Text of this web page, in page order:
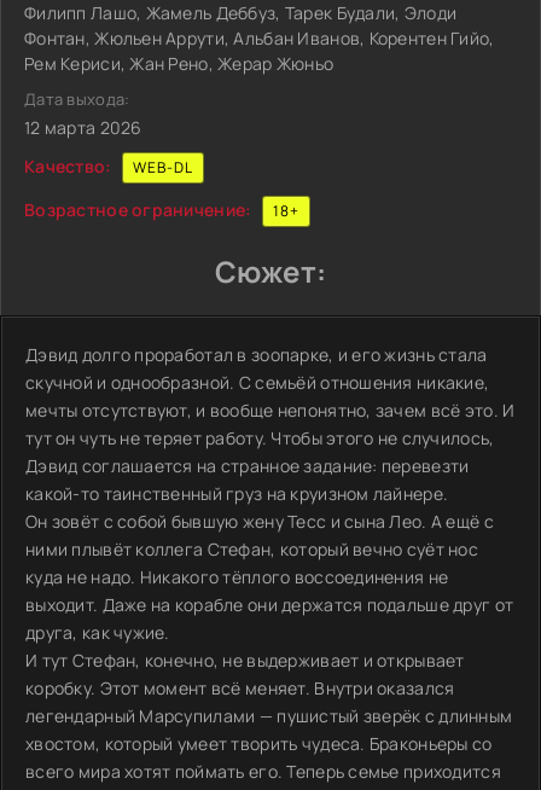
Филипп Лашо, Жамель Деббуз, Тарек Будали, Элоди
Фонтан, Жюльен Аррути, Альбан Иванов, Корентен Гийо,
Рем Кериси, Жан Рено, Жерар Жюньо
Дата выхода:
12 марта 2026
Качество:
WEB-DL
Возрастное ограничение: 18+
Сюжет:
Дэвид долго проработал в зоопарке, и его жизнь стала
скучной и однообразной. С семьёй отношения никакие,
мечты отсутствуют, и вообще непонятно, зачем всё это. И
тут он чуть не теряет работу. Чтобы этого не случилось,
Дэвид соглашается на странное задание: перевезти
какой-то таинственный груз на круизном лайнере.
Он зовёт с собой бывшую жену Тесс и сына Лео. А ещё с
ними плывёт коллега Стефан, который вечно суёт нос
куда не надо. Никакого тёплого воссоединения не
выходит. Даже на корабле они держатся подальше друг от
друга, как чужие.
И тут Стефан, конечно, не выдерживает и открывает
коробку. Этот момент всё меняет. Внутри оказался
легендарный Марсупилами — пушистый зверёк с длинным
хвостом, который умеет творить чудеса. Браконьеры со
всего мира хотят поймать его. Теперь семье приходится